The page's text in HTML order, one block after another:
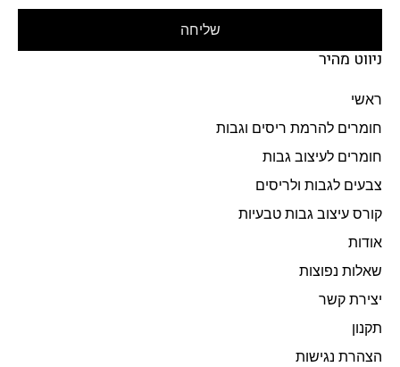
ניווט מהיר
ראשי
חומרים להרמת ריסים וגבות
חומרים לעיצוב גבות
צבעים לגבות ולריסים
קורס עיצוב גבות טבעיות
אודות
שאלות נפוצות
יצירת קשר
תקנון
הצהרת נגישות
שליחה